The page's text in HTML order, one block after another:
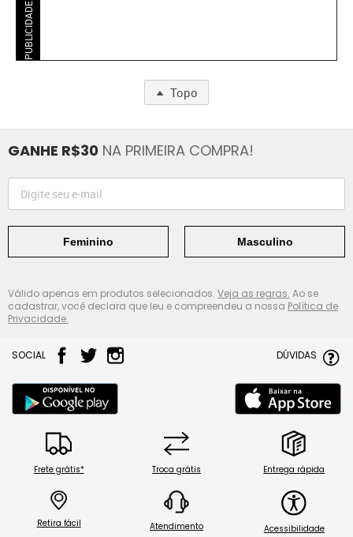
PUBLICIDADE
Topo
GANHE R$30 NA PRIMEIRA COMPRA!
Feminino Masculino
Válido apenas em produtos selecionados. Veja as regras. Ao se
cadastrar, você declara que leu e compreendeu a nossa Política de
Privacidade.
SOCIAL DÚVIDAS
Frete grátis* Troca grátis Entrega rápida
Retira fácil Atendimento Acessibilidade